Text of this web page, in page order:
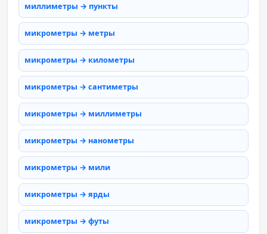
миллиметры → пункты
микрометры → метры
микрометры → километры
микрометры → сантиметры
микрометры → миллиметры
микрометры → нанометры
микрометры → мили
микрометры → ярды
микрометры → футы